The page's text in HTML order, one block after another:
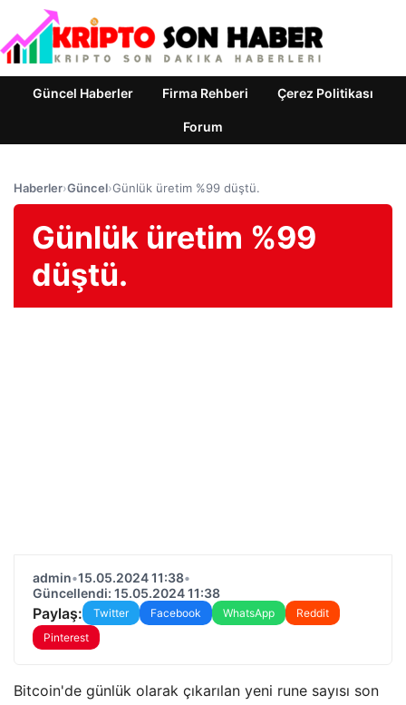
Güncel Haberler Firma Rehberi Çerez Politikası
Forum
Haberler›Güncel›Günlük üretim %99 düştü.
Günlük üretim %99
düştü.
admin•15.05.2024 11:38•
Güncellendi: 15.05.2024 11:38
Paylaş: Twitter Facebook WhatsApp
Reddit
Pinterest
Bitcoin'de günlük olarak çıkarılan yeni rune sayısı son